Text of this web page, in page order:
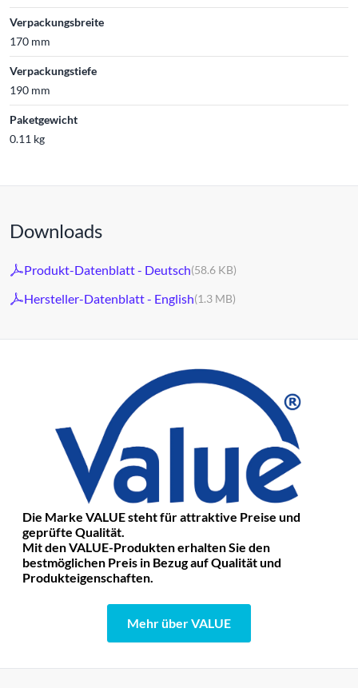
Verpackungsbreite
170 mm
Verpackungstiefe
190 mm
Paketgewicht
0.11 kg
Downloads
Produkt-Datenblatt - Deutsch(58.6 KB)
Hersteller-Datenblatt - English(1.3 MB)
Die Marke VALUE steht für attraktive Preise und
geprüfte Qualität.
Mit den VALUE-Produkten erhalten Sie den
bestmöglichen Preis in Bezug auf Qualität und
Produkteigenschaften.
Mehr über VALUE